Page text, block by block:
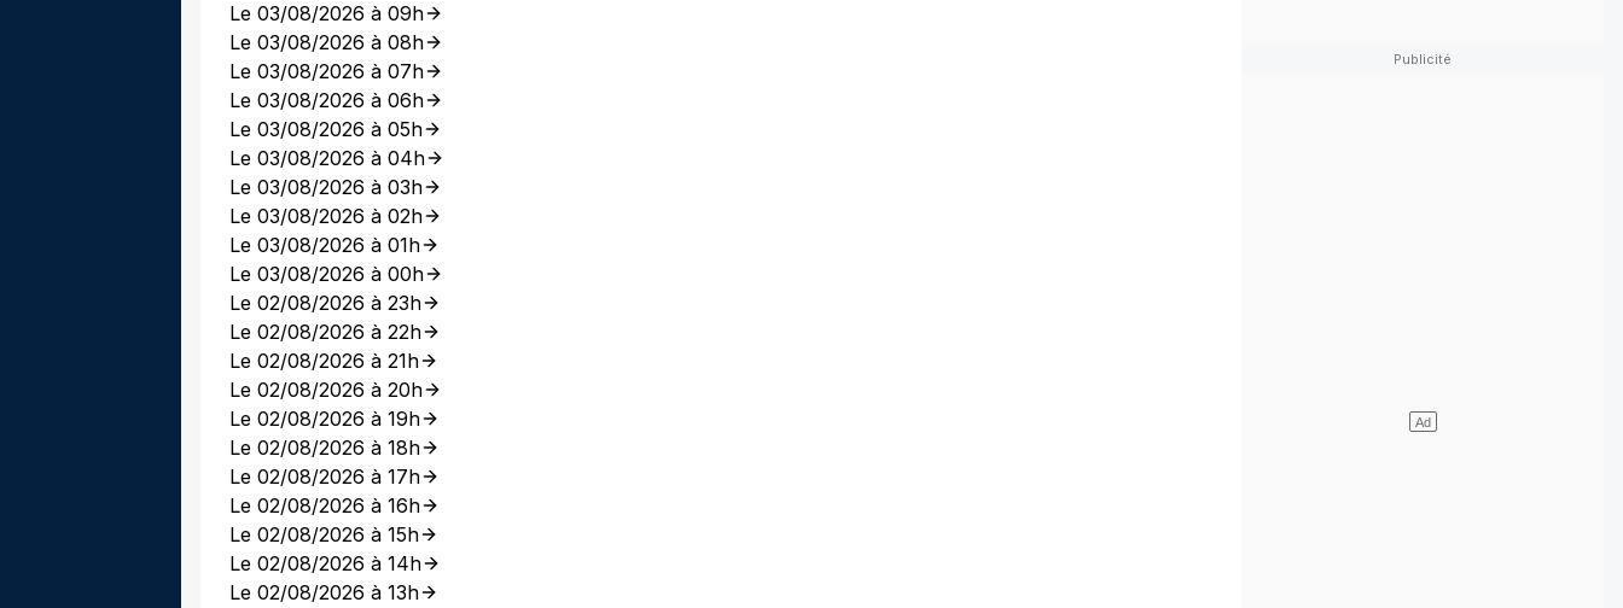
Le 03/08/2026 à 09h
Le 03/08/2026 à 08h
Le 03/08/2026 à 07h
Le 03/08/2026 à 06h
Le 03/08/2026 à 05h
Le 03/08/2026 à 04h
Le 03/08/2026 à 03h
Le 03/08/2026 à 02h
Le 03/08/2026 à 01h
Le 03/08/2026 à 00h
Le 02/08/2026 à 23h
Le 02/08/2026 à 22h
Le 02/08/2026 à 21h
Le 02/08/2026 à 20h
Le 02/08/2026 à 19h
Le 02/08/2026 à 18h
Le 02/08/2026 à 17h
Le 02/08/2026 à 16h
Le 02/08/2026 à 15h
Le 02/08/2026 à 14h
Le 02/08/2026 à 13h